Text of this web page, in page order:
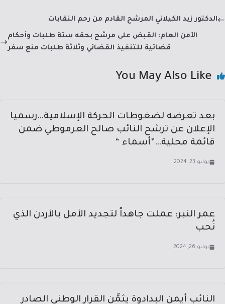
b
o
sA
p
p
a
m
dI
n
الدكتور زيد الكيلاني المرشح القادم من رحم النقابات
الأمن العام: القبض على مرشح بحقه ستة طلبات وأحكام
قضائية للتنفيذ القضائي وثلاثة طلبات منع سفر
You May Also Like
بعد تعرضه لضغوطات الحركة الإسلامية…رسميا
الإعلان عن ترشح النائب صالح العرموطي ضمن
قائمة محلية…”أسماء “
يوليو 23, 2024
عمر النبر: عملت جاهداً لتجديد الأمل بالأردن الذي
نُحب
يوليو 26, 2024
النائب أيمن البدادوة يثمِّن القرار الوطني الصادر